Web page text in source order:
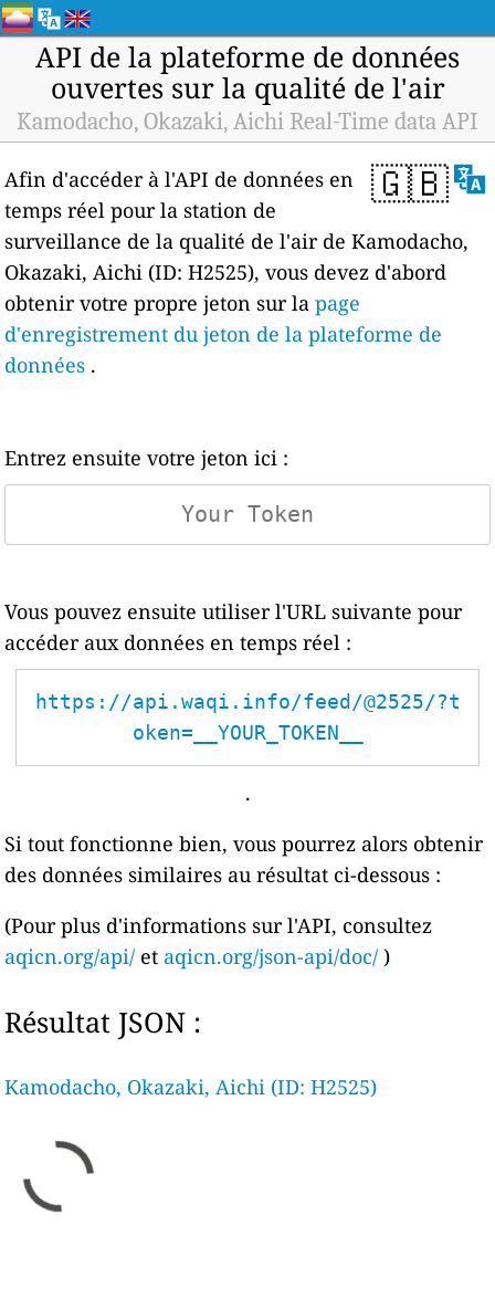
API de la plateforme de données
ouvertes sur la qualité de l'air
Kamodacho, Okazaki, Aichi Real-Time data API
🇬🇧
Afin d'accéder à l'API de données en
temps réel pour la station de
surveillance de la qualité de l'air de Kamodacho,
Okazaki, Aichi (ID: H2525), vous devez d'abord
obtenir votre propre jeton sur lapage
d'enregistrement du jeton de la plateforme de
données .
Entrez ensuite votre jeton ici :
Vous pouvez ensuite utiliser l'URL suivante pour
accéder aux données en temps réel :
https://api.waqi.info/feed/@2525/?t
oken=__YOUR_TOKEN__
.
Si tout fonctionne bien, vous pourrez alors obtenir
des données similaires au résultat ci-dessous :
(Pour plus d'informations sur l'API, consultez
aqicn.org/api/ et aqicn.org/json-api/doc/ )
Résultat JSON :
Kamodacho, Okazaki, Aichi (ID: H2525)